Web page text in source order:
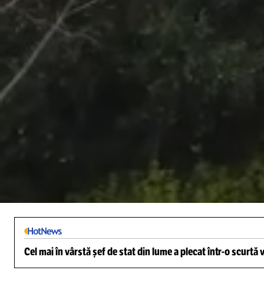
Cel mai în vârstă șef de stat din lume a plecat într-o scurtă